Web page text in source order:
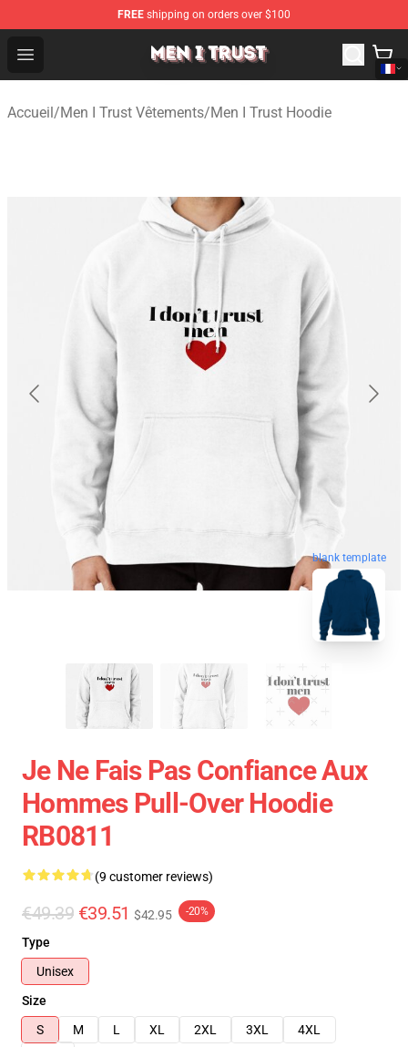
FREE shipping on orders over $100
Open menu
Men I Trust Shop - Official Men I Trust Merchandise Store
Accueil/Men I Trust Vêtements/Men I Trust Hoodie
blank template
Je Ne Fais Pas Confiance Aux
Hommes Pull-Over Hoodie
RB0811
(9 customer reviews)
€49.39 €39.51 $42.95 -20%
Type
Unisex
Size
S
M L XL 2XL 3XL
4XL